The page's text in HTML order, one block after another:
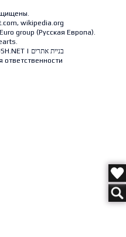
wikipedia.org
group (Русская Европа).
| בניית אתרים
ответственности